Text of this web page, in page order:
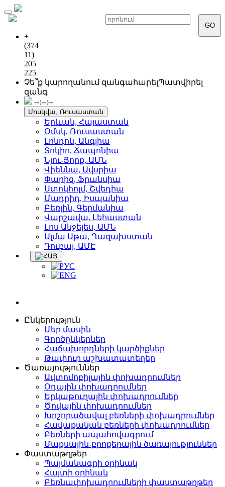
Toggle
navigation
GO
+
(374
11)
205
225
Չե՞ք կարողանում զանգահարելՊատվիրել
զանգ
--:--:--
Մոսկվա, Ռուսաստան
Երևան, Հայաստան
Օմսկ, Ռուսաստան
Լոնդոն, Անգլիա
Տոկիո, Ճապոնիա
Նյու-Յորք, ԱՄՆ
Վիեննա, Ավսրիա
Փարիզ, Ֆրանսիա
Ստոկհոլմ, Շվեդիա
Մադրիդ, Իսպանիա
Բեռլին, Գերմանիա
Վարշավա, Լեհաստան
Լոս Անջելես, ԱՄՆ
Ալմա Աթա, Ղազախստան
Դուբայ, ԱՄԷ
Ընկերություն
Մեր մասին
Գործընկերներ
Հաճախորդների կարծիքներ
Թափուր աշխատատեղեր
Ծառայություններ
Ավտոմոբիլային փոխադրումներ
Օդային փոխադրումներ
Երկաթուղային փոխադրումներ
Ծովային փոխադրումներ
Խոշորածավալ բեռների փոխադրումներ
Հավաքական բեռների փոխադրումներ
Բեռների ապահովագրում
Մաքսային-բրոքերային ծառայություններ
Փաստաթղթեր
Պայմանագրի օրինակ
Հայտի օրինակ
Բեռնափոխադրումների փաստաթղթեր